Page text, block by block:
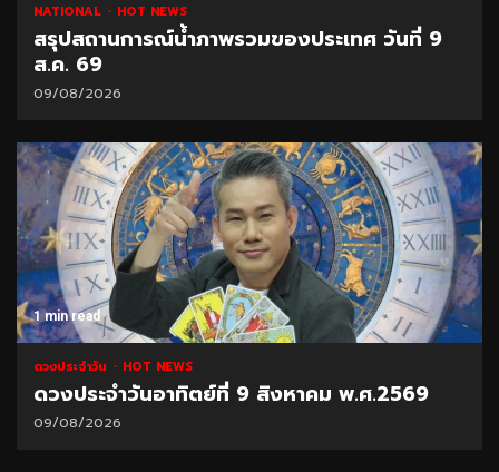
NATIONAL HOT NEWS
สรุปสถานการณ์น้ำภาพรวมของประเทศ วันที่ 9
ส.ค. 69
09/08/2026
1 min read
ดวงประจำวัน HOT NEWS
ดวงประจำวันอาทิตย์ที่ 9 สิงหาคม พ.ศ.2569
09/08/2026